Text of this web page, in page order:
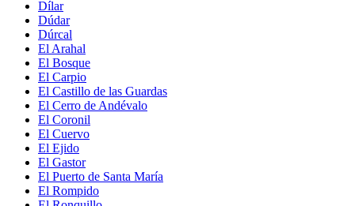
Dílar
Dúdar
Dúrcal
El Arahal
El Bosque
El Carpio
El Castillo de las Guardas
El Cerro de Andévalo
El Coronil
El Cuervo
El Ejido
El Gastor
El Puerto de Santa María
El Rompido